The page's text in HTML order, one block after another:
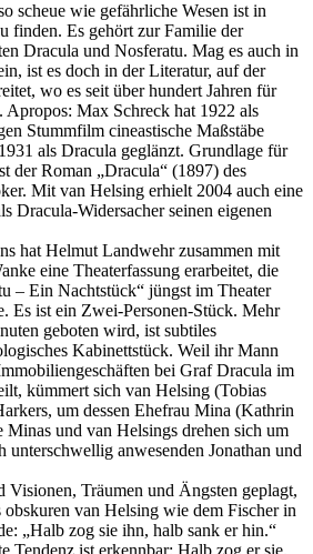
scheue wie gefährliche Wesen ist in
finden. Es gehört zur Familie der
Dracula und Nosferatu. Mag es auch in
ist es doch in der Literatur, auf der
wo es seit über hundert Jahren für
Apropos: Max Schreck hat 1922 als
Stummfilm cineastische Maßstäbe
als Dracula geglänzt. Grundlage für
der Roman „Dracula“ (1897) des
Mit van Helsing erhielt 2004 auch eine
Dracula-Widersacher seinen eigenen
hat Helmut Landwehr zusammen mit
eine Theaterfassung erarbeitet, die
– Ein Nachtstück“ jüngst im Theater
Es ist ein Zwei-Personen-Stück. Mehr
geboten wird, ist subtiles
Kabinettstück. Weil ihr Mann
bei Graf Dracula im
kümmert sich van Helsing (Tobias
um dessen Ehefrau Mina (Kathrin
und van Helsings drehen sich um
unterschwellig anwesenden Jonathan und
Träumen und Ängsten geplagt,
obskuren van Helsing wie dem Fischer in
„Halb zog sie ihn, halb sank er hin.“